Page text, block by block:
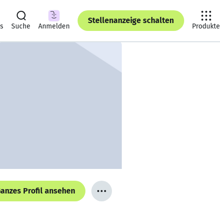
Suche Anmelden
Stellenanzeige schalten
Produkte
Profil ansehen